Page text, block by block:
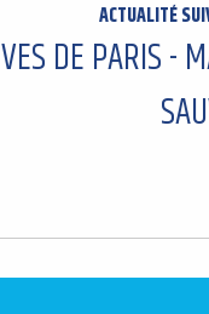
ACTUALITÉ
DE PARIS -